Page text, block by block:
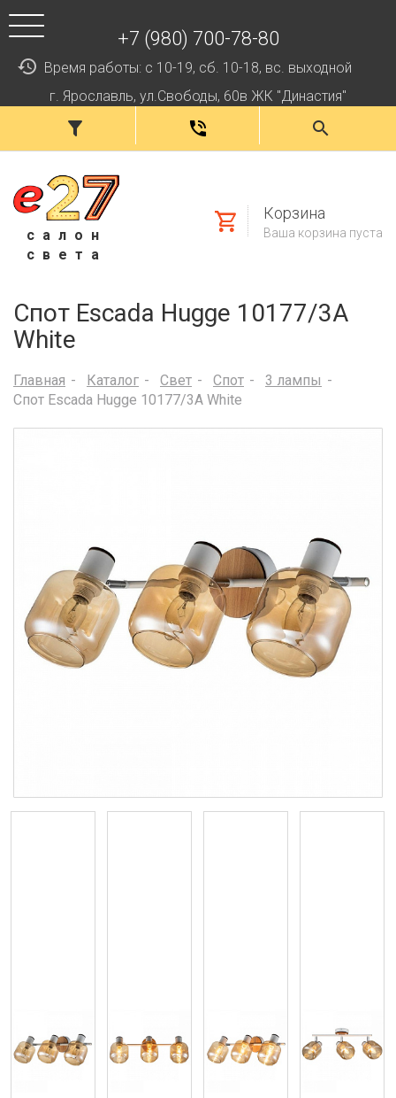
+7 (980) 700-78-80
Время работы: с 10-19, сб. 10-18, вс. выходной
г. Ярославль, ул.Свободы, 60в ЖК "Династия"
салон
света
Корзина
Ваша корзина пуста
Спот Escada Hugge 10177/3A
White
Главная Каталог Свет Спот
3 лампы
Спот Escada Hugge 10177/3A White